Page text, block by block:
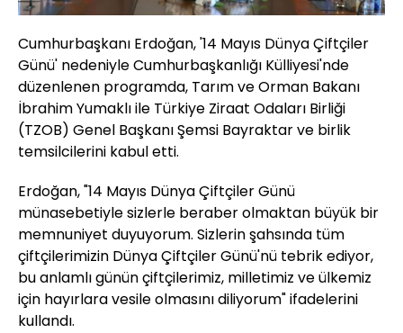
Cumhurbaşkanı Erdoğan, '14 Mayıs Dünya Çiftçiler
Günü' nedeniyle Cumhurbaşkanlığı Külliyesi'nde
düzenlenen programda, Tarım ve Orman Bakanı
İbrahim Yumaklı ile Türkiye Ziraat Odaları Birliği
(TZOB) Genel Başkanı Şemsi Bayraktar ve birlik
temsilcilerini kabul etti.
Erdoğan, "14 Mayıs Dünya Çiftçiler Günü
münasebetiyle sizlerle beraber olmaktan büyük bir
memnuniyet duyuyorum. Sizlerin şahsında tüm
çiftçilerimizin Dünya Çiftçiler Günü'nü tebrik ediyor,
bu anlamlı günün çiftçilerimiz, milletimiz ve ülkemiz
için hayırlara vesile olmasını diliyorum" ifadelerini
kullandı.